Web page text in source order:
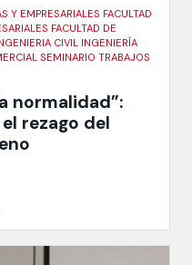
Y EMPRESARIALES FACULTAD
FACULTAD DE
CIVIL INGENIERÍA
SEMINARIO TRABAJOS
normalidad”:
rezago del